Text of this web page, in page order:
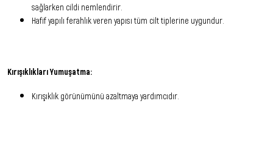
sağlarken cildi nemlendirir.
Hafif yapılı ferahlık veren yapısı tüm cilt tiplerine uygundur.
Kırışıklıkları Yumuşatma:
Kırışıklık görünümünü azaltmaya yardımcıdır.